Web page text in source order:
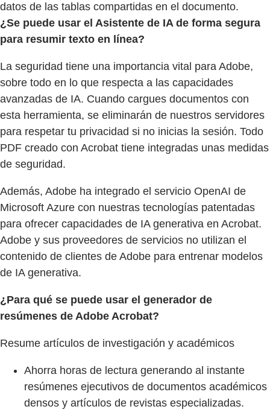
datos de las tablas compartidas en el documento.
¿Se puede usar el Asistente de IA de forma segura
para resumir texto en línea?
La seguridad tiene una importancia vital para Adobe,
sobre todo en lo que respecta a las capacidades
avanzadas de IA. Cuando cargues documentos con
esta herramienta, se eliminarán de nuestros servidores
para respetar tu privacidad si no inicias la sesión. Todo
PDF creado con Acrobat tiene integradas unas medidas
de seguridad.
Además, Adobe ha integrado el servicio OpenAI de
Microsoft Azure con nuestras tecnologías patentadas
para ofrecer capacidades de IA generativa en Acrobat.
Adobe y sus proveedores de servicios no utilizan el
contenido de clientes de Adobe para entrenar modelos
de IA generativa.
¿Para qué se puede usar el generador de
resúmenes de Adobe Acrobat?
Resume artículos de investigación y académicos
Ahorra horas de lectura generando al instante
resúmenes ejecutivos de documentos académicos
densos y artículos de revistas especializadas.